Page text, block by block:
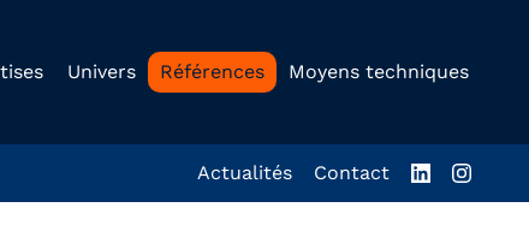
Univers Références Moyens techniques
Actualités Contact